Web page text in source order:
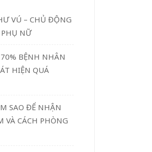
VÚ – CHỦ ĐỘNG
PHỤ NỮ
BỆNH NHÂN
HIỆN QUÁ
SAO ĐỂ NHẬN
VÀ CÁCH PHÒNG